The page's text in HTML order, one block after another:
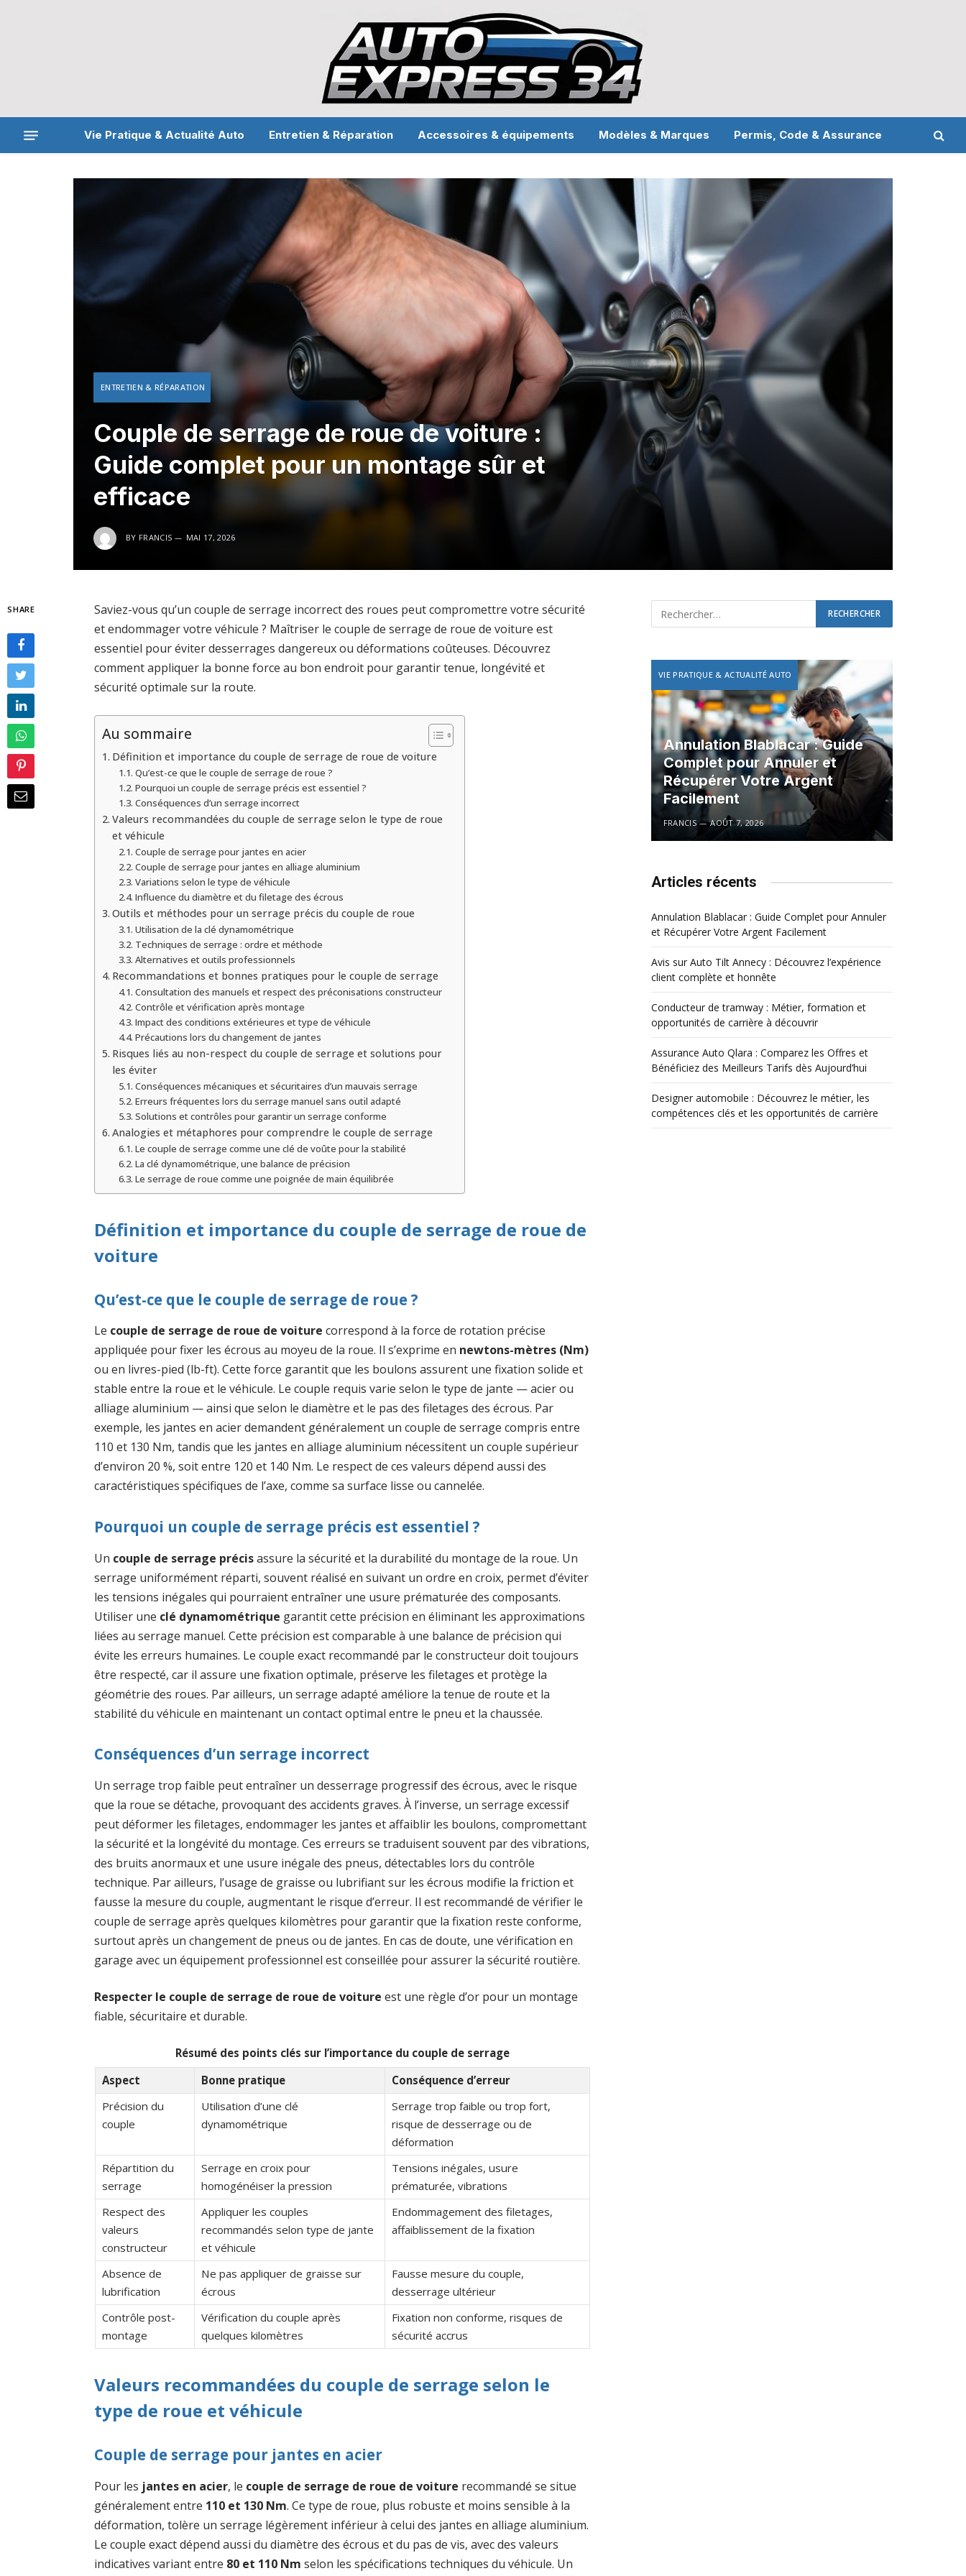
Vie Pratique & Actualité Auto Entretien & Réparation Accessoires & équipements Modèles & Marques Permis, Code & Assurance
ENTRETIEN & RÉPARATION
Couple de serrage de roue de voiture :
Guide complet pour un montage sûr et
efficace
BY FRANCIS MAI 17, 2026
SHARE
Saviez-vous qu’un couple de serrage incorrect des roues peut compromettre votre sécurité
et endommager votre véhicule ? Maîtriser le couple de serrage de roue de voiture est
essentiel pour éviter desserrages dangereux ou déformations coûteuses. Découvrez
comment appliquer la bonne force au bon endroit pour garantir tenue, longévité et
sécurité optimale sur la route.
Au sommaire
Définition et importance du couple de serrage de roue de voiture
Qu’est-ce que le couple de serrage de roue ?
Pourquoi un couple de serrage précis est essentiel ?
Conséquences d’un serrage incorrect
Valeurs recommandées du couple de serrage selon le type de roue
et véhicule
Couple de serrage pour jantes en acier
Couple de serrage pour jantes en alliage aluminium
Variations selon le type de véhicule
Influence du diamètre et du filetage des écrous
Outils et méthodes pour un serrage précis du couple de roue
Utilisation de la clé dynamométrique
Techniques de serrage : ordre et méthode
Alternatives et outils professionnels
Recommandations et bonnes pratiques pour le couple de serrage
Consultation des manuels et respect des préconisations constructeur
Contrôle et vérification après montage
Impact des conditions extérieures et type de véhicule
Précautions lors du changement de jantes
Risques liés au non-respect du couple de serrage et solutions pour
les éviter
Conséquences mécaniques et sécuritaires d’un mauvais serrage
Erreurs fréquentes lors du serrage manuel sans outil adapté
Solutions et contrôles pour garantir un serrage conforme
Analogies et métaphores pour comprendre le couple de serrage
Le couple de serrage comme une clé de voûte pour la stabilité
La clé dynamométrique, une balance de précision
Le serrage de roue comme une poignée de main équilibrée
Définition et importance du couple de serrage de roue de
voiture
Qu’est-ce que le couple de serrage de roue ?
Le couple de serrage de roue de voiture correspond à la force de rotation précise
appliquée pour fixer les écrous au moyeu de la roue. Il s’exprime en newtons-mètres (Nm)
ou en livres-pied (lb-ft). Cette force garantit que les boulons assurent une fixation solide et
stable entre la roue et le véhicule. Le couple requis varie selon le type de jante — acier ou
alliage aluminium — ainsi que selon le diamètre et le pas des filetages des écrous. Par
exemple, les jantes en acier demandent généralement un couple de serrage compris entre
110 et 130 Nm, tandis que les jantes en alliage aluminium nécessitent un couple supérieur
d’environ 20 %, soit entre 120 et 140 Nm. Le respect de ces valeurs dépend aussi des
caractéristiques spécifiques de l’axe, comme sa surface lisse ou cannelée.
Pourquoi un couple de serrage précis est essentiel ?
Un couple de serrage précisassure la sécurité et la durabilité du montage de la roue. Un
serrage uniformément réparti, souvent réalisé en suivant un ordre en croix, permet d’éviter
les tensions inégales qui pourraient entraîner une usure prématurée des composants.
Utiliser une clé dynamométrique garantit cette précision en éliminant les approximations
liées au serrage manuel. Cette précision est comparable à une balance de précision qui
évite les erreurs humaines. Le couple exact recommandé par le constructeur doit toujours
être respecté, car il assure une fixation optimale, préserve les filetages et protège la
géométrie des roues. Par ailleurs, un serrage adapté améliore la tenue de route et la
stabilité du véhicule en maintenant un contact optimal entre le pneu et la chaussée.
Conséquences d’un serrage incorrect
Un serrage trop faible peut entraîner un desserrage progressif des écrous, avec le risque
que la roue se détache, provoquant des accidents graves. À l’inverse, un serrage excessif
peut déformer les filetages, endommager les jantes et affaiblir les boulons, compromettant
la sécurité et la longévité du montage. Ces erreurs se traduisent souvent par des vibrations,
des bruits anormaux et une usure inégale des pneus, détectables lors du contrôle
technique. Par ailleurs, l’usage de graisse ou lubrifiant sur les écrous modifie la friction et
fausse la mesure du couple, augmentant le risque d’erreur. Il est recommandé de vérifier le
couple de serrage après quelques kilomètres pour garantir que la fixation reste conforme,
surtout après un changement de pneus ou de jantes. En cas de doute, une vérification en
garage avec un équipement professionnel est conseillée pour assurer la sécurité routière.
Respecter le couple de serrage de roue de voiture est une règle d’or pour un montage
fiable, sécuritaire et durable.
Résumé des points clés sur l’importance du couple de serrage
Aspect
Bonne pratique
Conséquence d’erreur
Précision du
couple
Utilisation d’une clé
dynamométrique
Serrage trop faible ou trop fort,
risque de desserrage ou de
déformation
Répartition du
serrage
Serrage en croix pour
homogénéiser la pression
Tensions inégales, usure
prématurée, vibrations
Respect des
valeurs
constructeur
Appliquer les couples
recommandés selon type de jante
et véhicule
Endommagement des filetages,
affaiblissement de la fixation
Absence de
lubrification
Ne pas appliquer de graisse sur
écrous
Fausse mesure du couple,
desserrage ultérieur
Contrôle post-
montage
Vérification du couple après
quelques kilomètres
Fixation non conforme, risques de
sécurité accrus
Valeurs recommandées du couple de serrage selon le
type de roue et véhicule
Couple de serrage pour jantes en acier
Pour les jantes en acier, le couple de serrage de roue de voiture recommandé se situe
généralement entre 110 et 130 Nm. Ce type de roue, plus robuste et moins sensible à la
déformation, tolère un serrage légèrement inférieur à celui des jantes en alliage aluminium.
Le couple exact dépend aussi du diamètre des écrous et du pas de vis, avec des valeurs
indicatives variant entre 80 et 110 Nm selon les spécifications techniques du véhicule. Un
VIE PRATIQUE & ACTUALITÉ AUTO
Annulation Blablacar : Guide
Complet pour Annuler et
Récupérer Votre Argent
Facilement
FRANCIS AOÛT 7, 2026
Articles récents
Annulation Blablacar : Guide Complet pour Annuler
et Récupérer Votre Argent Facilement
Avis sur Auto Tilt Annecy : Découvrez l’expérience
client complète et honnête
Conducteur de tramway : Métier, formation et
opportunités de carrière à découvrir
Assurance Auto Qlara : Comparez les Offres et
Bénéficiez des Meilleurs Tarifs dès Aujourd’hui
Designer automobile : Découvrez le métier, les
compétences clés et les opportunités de carrière